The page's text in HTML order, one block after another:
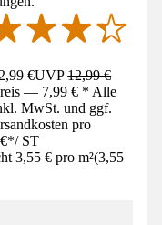
€UVP12,99 €
— 7,99 € * Alle
MwSt. und ggf.
pro
*/ ST
3,55 € pro m²(3,55